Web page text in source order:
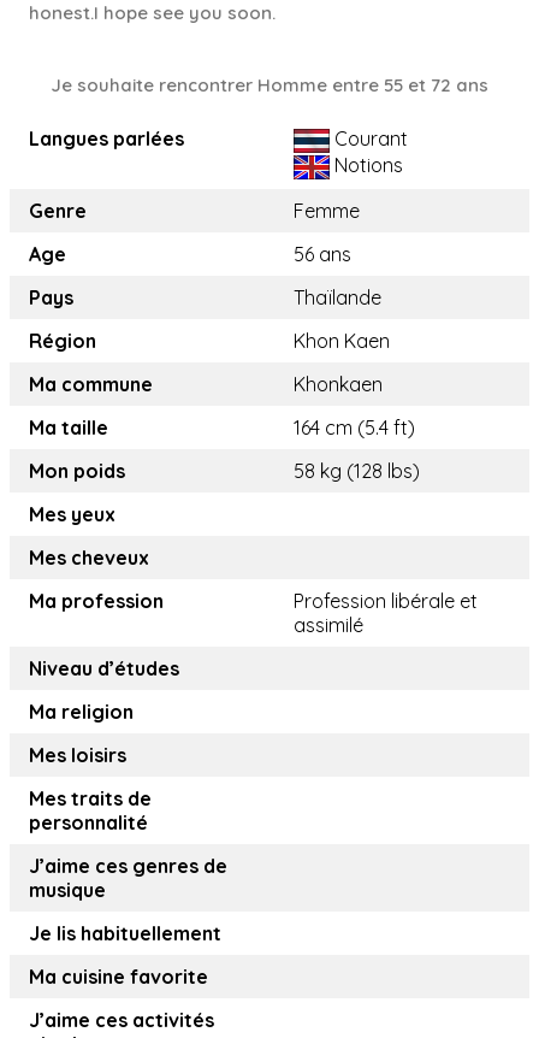
honest.I hope see you soon.
Je souhaite rencontrer Homme entre 55 et 72 ans
Langues parlées
Courant
Notions
Genre
Femme
Age
56 ans
Pays
Thaïlande
Région
Khon Kaen
Ma commune
Khonkaen
Ma taille
164 cm (5.4 ft)
Mon poids
58 kg (128 lbs)
Mes yeux
Mes cheveux
Ma profession
Profession libérale et
assimilé
Niveau d’études
Ma religion
Mes loisirs
Mes traits de
personnalité
J’aime ces genres de
musique
Je lis habituellement
Ma cuisine favorite
J’aime ces activités